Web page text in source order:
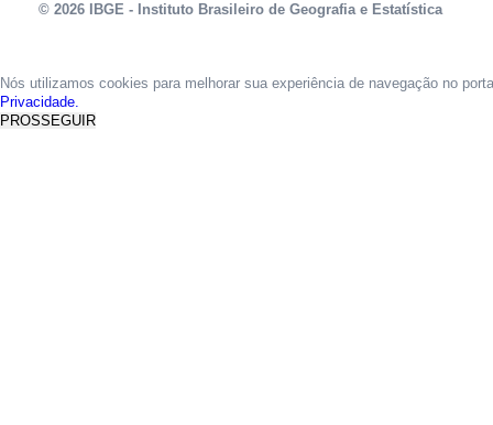
© 2026 IBGE - Instituto Brasileiro de Geografia e Estatística
Nós utilizamos cookies para melhorar sua experiência de navegação no
Privacidade.
PROSSEGUIR